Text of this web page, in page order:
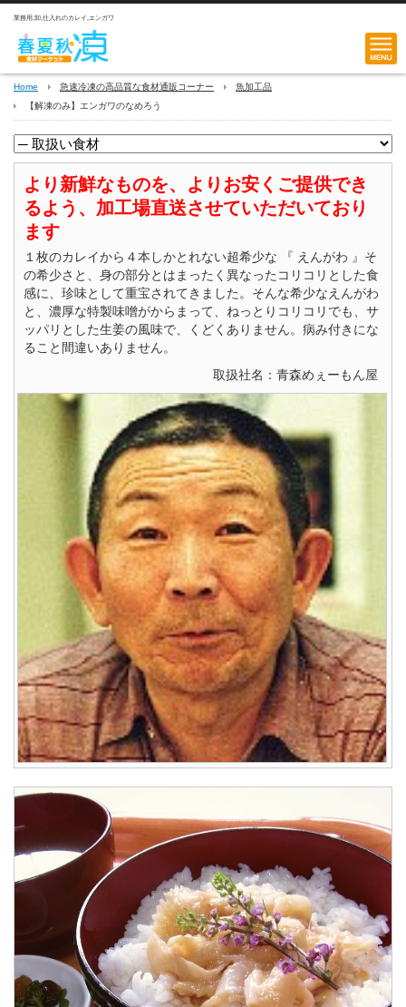
業務用,卸,仕入れのカレイ,エンガワ
Home 急速冷凍の高品質な食材通販コーナー
魚加工品
【解凍のみ】エンガワのなめろう
より新鮮なものを、よりお安くご提供でき
るよう、加工場直送させていただいており
ます
１枚のカレイから４本しかとれない超希少な 『 えんがわ 』そ
の希少さと、身の部分とはまったく異なったコリコリとした食
感に、珍味として重宝されてきました。そんな希少なえんがわ
と、濃厚な特製味噌がからまって、ねっとりコリコリでも、サ
ッパリとした生姜の風味で、くどくありません。病み付きにな
ること間違いありません。
取扱社名：青森めぇーもん屋